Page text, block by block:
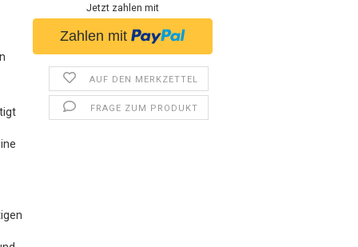
Jetzt zahlen mit
AUF DEN MERKZETTEL
FRAGE ZUM PRODUKT